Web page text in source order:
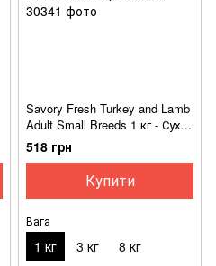
Savory Fresh Turkey and Lamb
Adult Small Breeds 1 кг - Сухий
корм зі свіжого м'яса індички
і ягняти для маленьких порід
518 грн
Купити
Вага
1 кг 3 кг 8 кг